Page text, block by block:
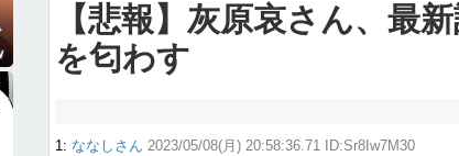
【悲報】灰原哀さん、最
を匂わす
1: ななしさん 2023/05/08(月) 20:58:36.71 ID:Sr8Iw7M30